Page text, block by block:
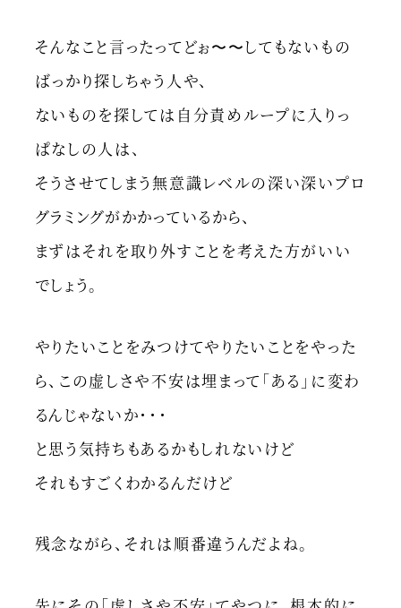
そんなこと言ったってどぉ〜〜してもないもの
ばっかり探しちゃう人や、
ないものを探しては自分責めループに入りっ
ぱなしの人は、
そうさせてしまう無意識レベルの深い深いプロ
グラミングがかかっているから、
まずはそれを取り外すことを考えた方がいい
でしょう。
やりたいことをみつけてやりたいことをやった
ら、この虚しさや不安は埋まって「ある」に変わ
るんじゃないか・・・
と思う気持ちもあるかもしれないけど
それもすごくわかるんだけど
残念ながら、それは順番違うんだよね。